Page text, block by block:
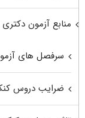
منابع آزمون دکتری
سرفصل های
ضرایب دروس